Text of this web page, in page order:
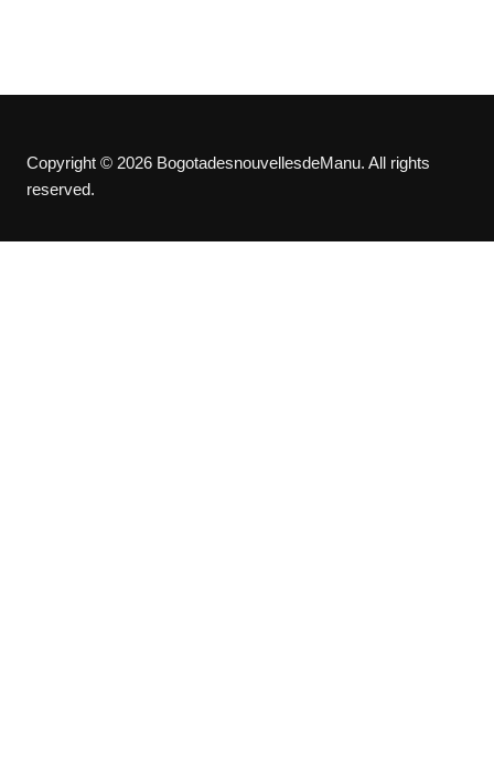
Copyright © 2026 BogotadesnouvellesdeManu. All rights
reserved.